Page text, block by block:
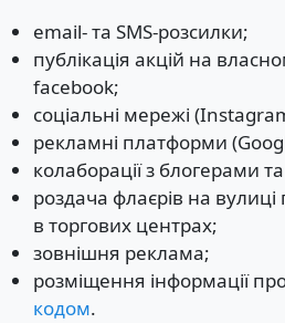
email- та SMS-розсилки;
публікація акцій на
facebook;
соціальні мережі
рекламні платформи
колаборації з блогерами
роздача флаєрів на
в торгових центрах;
зовнішня реклама;
розміщення інформації про
кодом.